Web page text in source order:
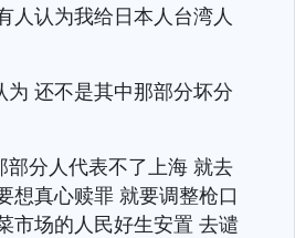
人认为我给日本人台湾人
为 还不是其中那部分坏分
部分人代表不了上海 就去
想真心赎罪 就要调整枪口
市场的人民好生安置 去谴